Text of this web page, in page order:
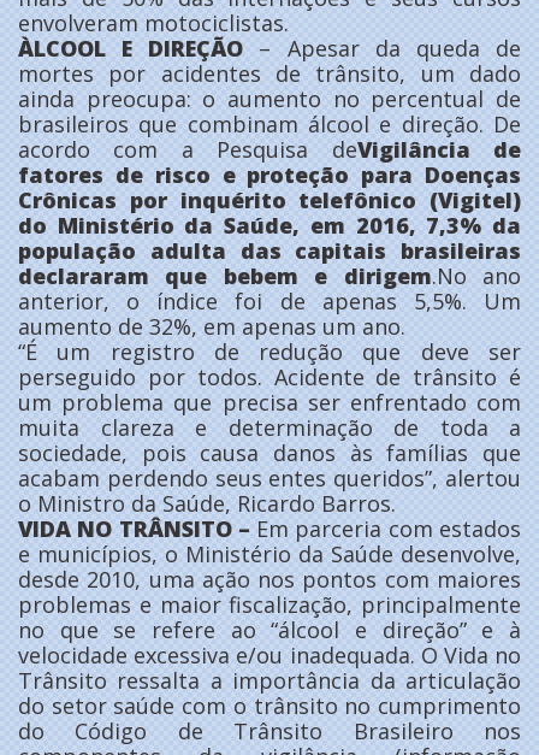
envolveram motociclistas.
ÀLCOOL E DIREÇÃO – Apesar da queda de
mortes por acidentes de trânsito, um dado
ainda preocupa: o aumento no percentual de
brasileiros que combinam álcool e direção. De
acordo com a Pesquisa deVigilância de
fatores de risco e proteção para Doenças
Crônicas por inquérito telefônico (Vigitel)
do Ministério da Saúde, em 2016, 7,3% da
população adulta das capitais brasileiras
declararam que bebem e dirigem.No ano
anterior, o índice foi de apenas 5,5%. Um
aumento de 32%, em apenas um ano.
“É um registro de redução que deve ser
perseguido por todos. Acidente de trânsito é
um problema que precisa ser enfrentado com
muita clareza e determinação de toda a
sociedade, pois causa danos às famílias que
acabam perdendo seus entes queridos”, alertou
o Ministro da Saúde, Ricardo Barros.
VIDA NO TRÂNSITO – Em parceria com estados
e municípios, o Ministério da Saúde desenvolve,
desde 2010, uma ação nos pontos com maiores
problemas e maior fiscalização, principalmente
no que se refere ao “álcool e direção” e à
velocidade excessiva e/ou inadequada. O Vida no
Trânsito ressalta a importância da articulação
do setor saúde com o trânsito no cumprimento
do Código de Trânsito Brasileiro nos